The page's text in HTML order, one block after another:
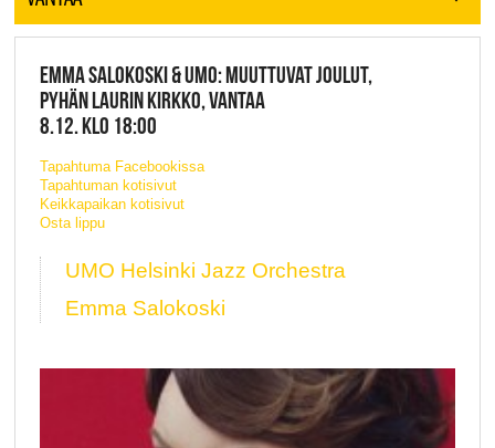
EMMA SALOKOSKI & UMO: MUUTTUVAT JOULUT,
PYHÄN LAURIN KIRKKO, VANTAA
8.12. KLO 18:00
Tapahtuma Facebookissa
Tapahtuman kotisivut
Keikkapaikan kotisivut
Osta lippu
UMO Helsinki Jazz Orchestra
Emma Salokoski